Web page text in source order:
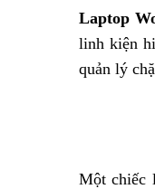
Laptop
linh kiện
quản lý
Một chiếc